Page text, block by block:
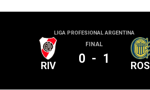
LIGA PROFESIONAL ARGENTINA
RIV
FINAL
0 - 1 ROS